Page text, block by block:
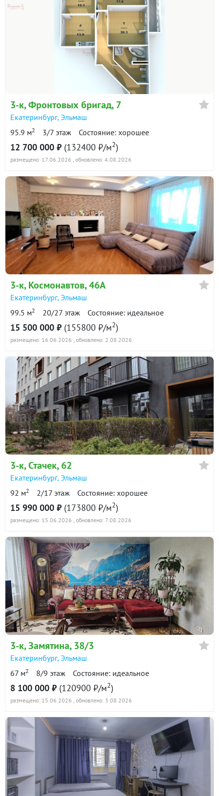
3-к, Фронтовых бригад, 7
Екатеринбург, Эльмаш
95.9 м2 3/7 этаж Состояние: хорошее
12 700 000 ₽ (132400 ₽/м2)
размещено: 17.06.2026 , обновлено: 4.08.2026
3-к, Космонавтов, 46А
Екатеринбург, Эльмаш
99.5 м2 20/27 этаж Состояние: идеальное
15 500 000 ₽ (155800 ₽/м2)
размещено: 16.06.2026 , обновлено: 2.08.2026
3-к, Стачек, 62
Екатеринбург, Эльмаш
92 м2 2/17 этаж Состояние: хорошее
15 990 000 ₽ (173800 ₽/м2)
размещено: 15.06.2026 , обновлено: 7.08.2026
3-к, Замятина, 38/3
Екатеринбург, Эльмаш
67 м2 8/9 этаж Состояние: идеальное
8 100 000 ₽ (120900 ₽/м2)
размещено: 15.06.2026 , обновлено: 3.08.2026